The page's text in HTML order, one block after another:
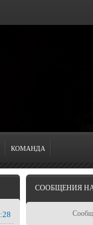
КОМАНДА
СООБЩЕНИЯ